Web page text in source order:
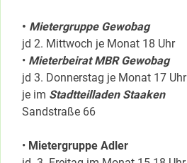
• Mietergruppe Gewobag
jd 2. Mittwoch je Monat 18 Uhr
• Mieterbeirat MBR Gewobag
jd 3. Donnerstag je Monat 17 Uhr
je im Stadtteilladen Staaken
Sandstraße 66
• Mietergruppe Adler